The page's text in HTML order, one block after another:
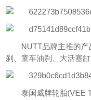
NUTT品牌主推的
刹、童车油刹、大活塞
泰国威牌轮胎(VEE